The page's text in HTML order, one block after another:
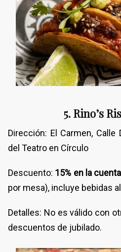
5. Rino’s
Dirección: El Carmen, Calle
del Teatro en Círculo
Descuento: 15% en la
por mesa), incluye bebidas
Detalles: No es válido con
descuentos de jubilado.